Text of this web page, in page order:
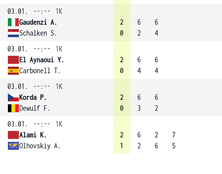
03.01.
--:--
1K
Gaudenzi A.
Schalken S.
2
0
6
2
6
4
03.01.
--:--
1K
El Aynaoui Y.
Carbonell T.
2
0
6
4
6
4
03.01.
--:--
1K
Korda P.
Dewulf F.
2
0
6
3
6
2
03.01.
--:--
1K
Alami K.
Olhovskiy A.
2
1
6
2
2
6
7
5